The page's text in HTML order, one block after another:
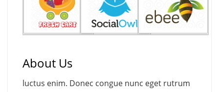
About Us
luctus enim. Donec congue nunc eget rutrum